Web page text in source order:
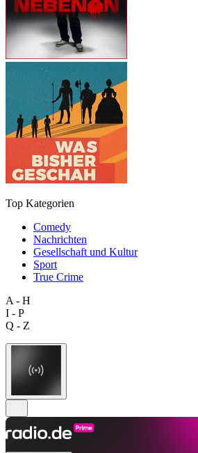
Top Kategorien
Comedy
Nachrichten
Gesellschaft und Kultur
Sport
True Crime
A - H
I - P
Q - Z